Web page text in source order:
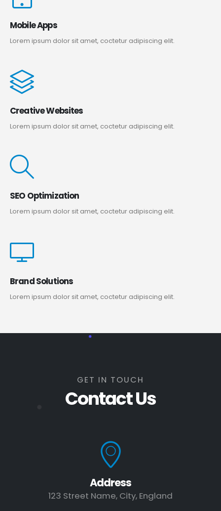
Mobile Apps
Lorem ipsum dolor sit amet, coctetur adipiscing elit.
Creative Websites
Lorem ipsum dolor sit amet, coctetur adipiscing elit.
SEO Optimization
Lorem ipsum dolor sit amet, coctetur adipiscing elit.
Brand Solutions
Lorem ipsum dolor sit amet, coctetur adipiscing elit.
GET IN TOUCH
Contact Us
Address
123 Street Name, City, England